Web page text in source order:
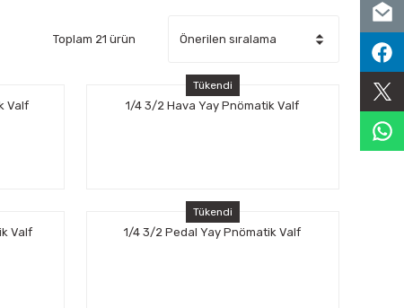
Toplam 21 ürün
Valf
Tükendi
1/4 3/2 Hava Yay Pnömatik Valf
Valf
Tükendi
1/4 3/2 Pedal Yay Pnömatik Valf